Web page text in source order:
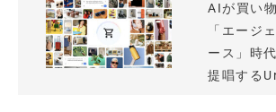
AIが買い
「エージ
ース」時
提唱する